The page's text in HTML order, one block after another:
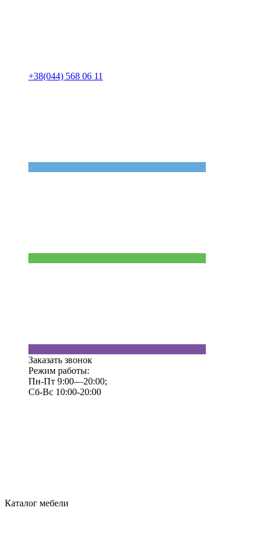
+38(044) 568 06 11
Заказать звонок
Режим работы:
Пн-Пт 9:00—20:00;
Сб-Вс 10:00-20:00
Каталог мебели